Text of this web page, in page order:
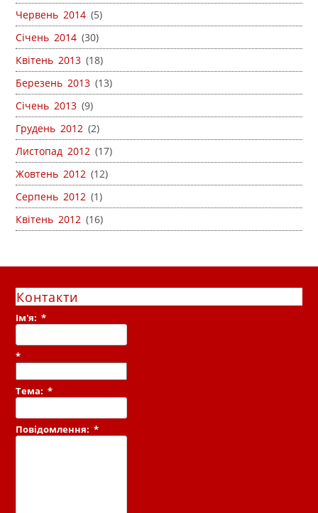
Червень 2014 (5)
Січень 2014 (30)
Квітень 2013 (18)
Березень 2013 (13)
Січень 2013 (9)
Грудень 2012 (2)
Листопад 2012 (17)
Жовтень 2012 (12)
Серпень 2012 (1)
Квітень 2012 (16)
Контакти
Ім'я:*
*
Тема:*
Повідомлення:*